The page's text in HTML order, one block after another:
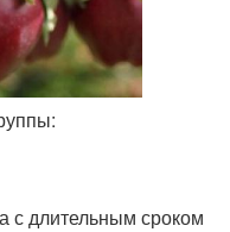
с длительным сроком